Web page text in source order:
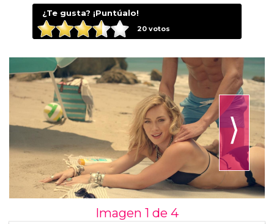
¿Te gusta? ¡Puntúalo!
20votos
⟩
Imagen 1 de 4